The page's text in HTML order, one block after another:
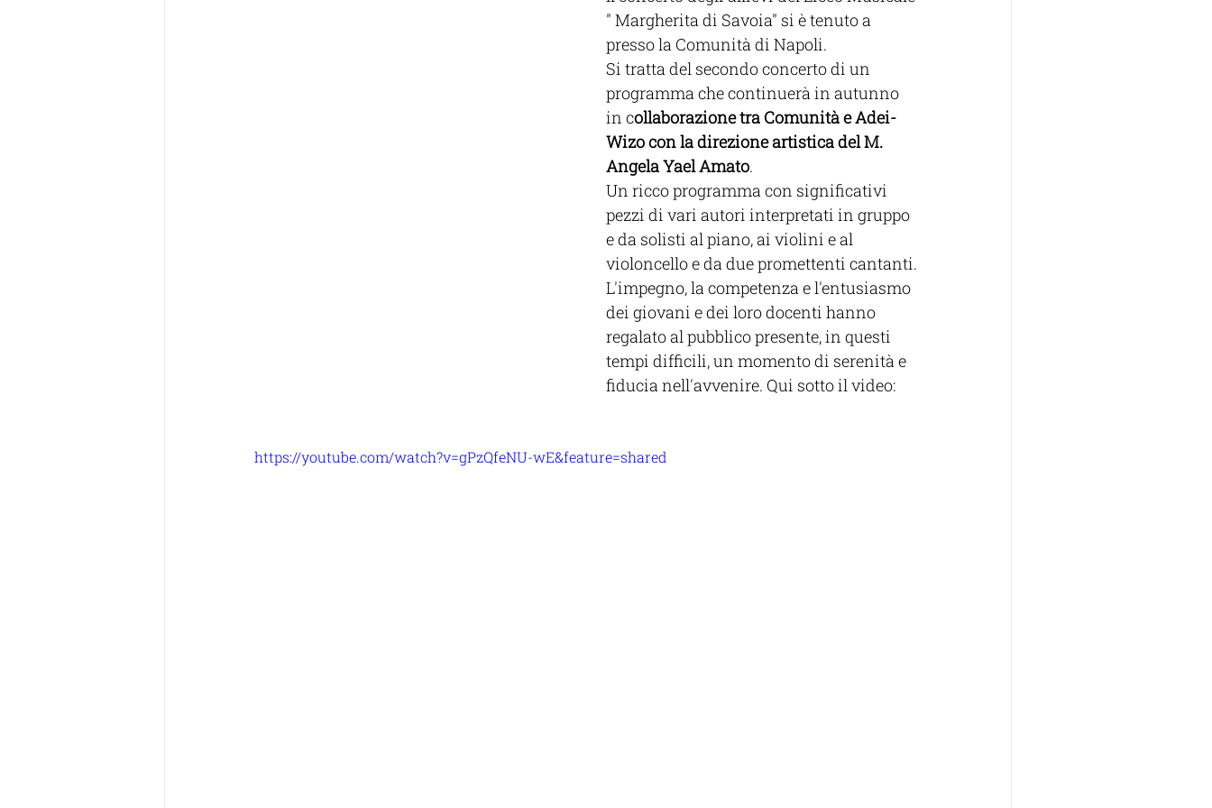
" Margherita di Savoia" si è tenuto a
presso la Comunità di Napoli.
Si tratta del secondo concerto di un
programma che continuerà in autunno
in collaborazione tra Comunità e Adei-
Wizo con la direzione artistica del M.
Angela Yael Amato.
Un ricco programma con significativi
pezzi di vari autori interpretati in gruppo
e da solisti al piano, ai violini e al
violoncello e da due promettenti cantanti.
L'impegno, la competenza e l'entusiasmo
dei giovani e dei loro docenti hanno
regalato al pubblico presente, in questi
tempi difficili, un momento di serenità e
fiducia nell'avvenire. Qui sotto il video:
https://youtube.com/watch?v=gPzQfeNU-wE&feature=shared